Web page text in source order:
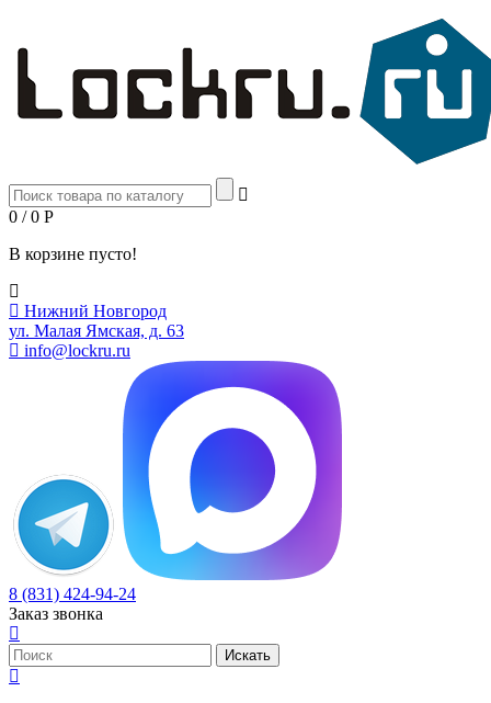
0 / 0 Р
В корзине пусто!
Нижний Новгород
ул. Малая Ямская, д. 63
info@lockru.ru
8 (831) 424-94-24
Заказ звонка